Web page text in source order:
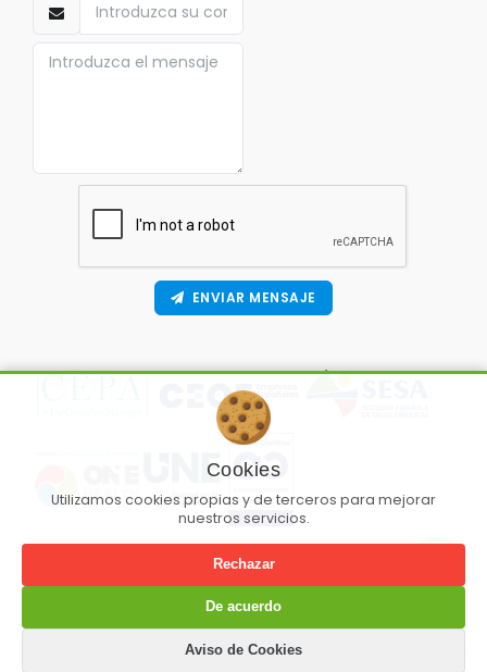
ENVIAR MENSAJE
Cookies
Utilizamos cookies propias y de terceros para mejorar
nuestros servicios.
Rechazar
De acuerdo
Aviso de Cookies